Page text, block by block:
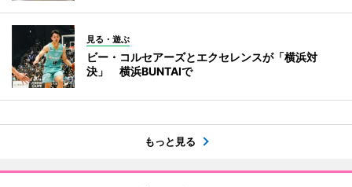
見る・遊ぶ
ビー・コルセアーズとエクセレンスが「横浜対
決」 横浜BUNTAIで
もっと見る